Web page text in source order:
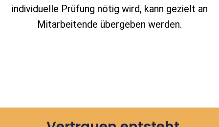
individuelle Prüfung nötig wird, kann gezielt an
Mitarbeitende übergeben werden.